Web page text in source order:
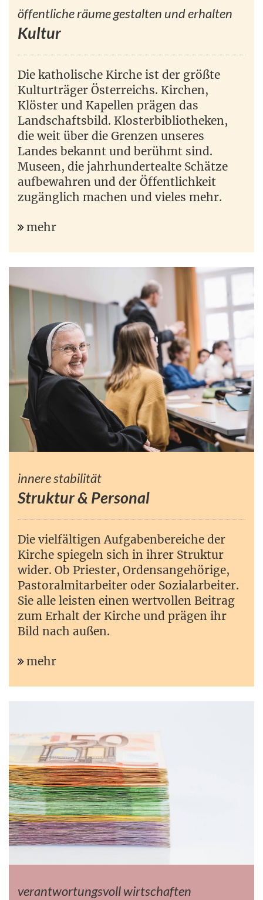
öffentliche räume gestalten und erhalten
Kultur
Die katholische Kirche ist der größte
Kulturträger Österreichs. Kirchen,
Klöster und Kapellen prägen das
Landschaftsbild. Klosterbibliotheken,
die weit über die Grenzen unseres
Landes bekannt und berühmt sind.
Museen, die jahrhundertealte Schätze
aufbewahren und der Öffentlichkeit
zugänglich machen und vieles mehr.
mehr
innere stabilität
Struktur & Personal
Die vielfältigen Aufgabenbereiche der
Kirche spiegeln sich in ihrer Struktur
wider. Ob Priester, Ordensangehörige,
Pastoralmitarbeiter oder Sozialarbeiter.
Sie alle leisten einen wertvollen Beitrag
zum Erhalt der Kirche und prägen ihr
Bild nach außen.
mehr
verantwortungsvoll wirtschaften